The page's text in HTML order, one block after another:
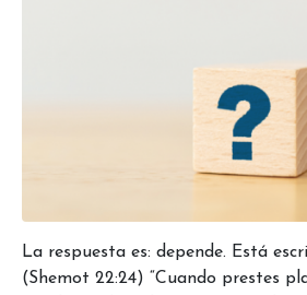
La respuesta es: depende. Está
(Shemot 22:24) “Cuando prestes